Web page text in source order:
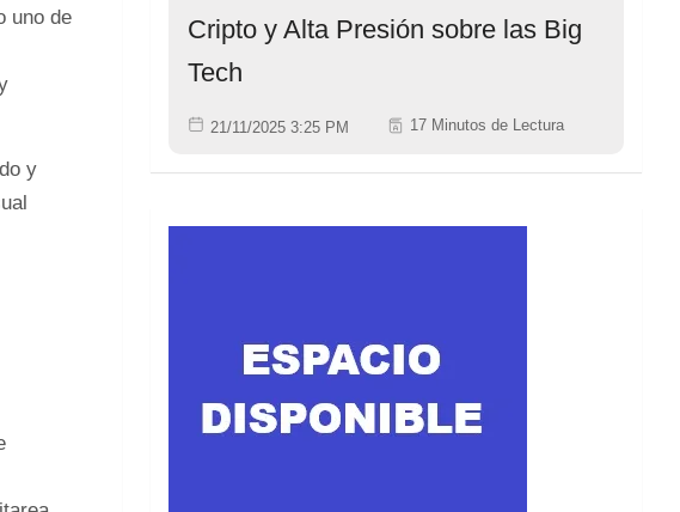
uno de
y
Cripto y Alta Presión sobre las Big
Tech
21/11/2025 3:25 PM 17 Minutos de Lectura